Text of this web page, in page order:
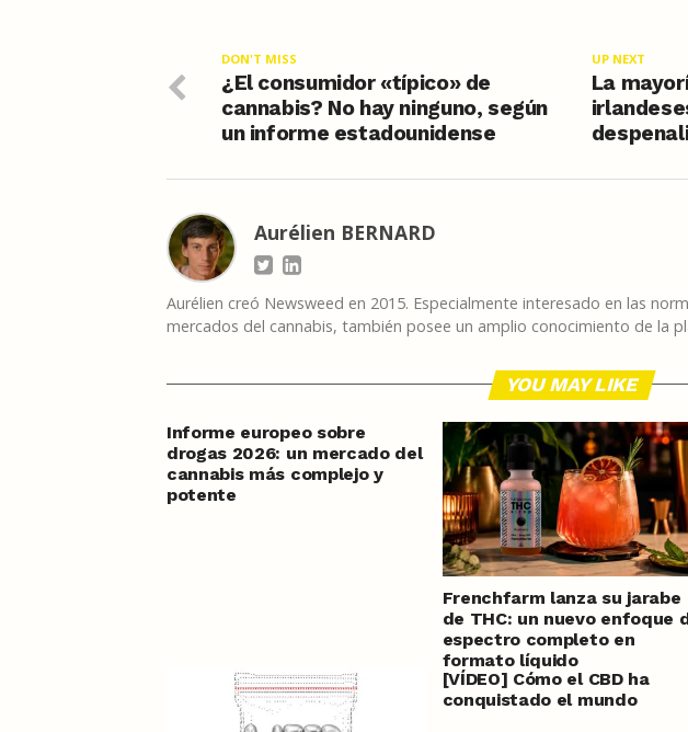
UP NEXT
La
DON'T MISS
¿El consumidor «típico» de
cannabis? No hay ninguno, según
un informe estadounidense
Aurélien BERNARD
Aurélien creó Newsweed en 2015. Especialmente interesado en las
mercados del cannabis, también posee un amplio conocimiento de la
YOU MAY LIKE
Informe europeo sobre
drogas 2026: un mercado del
cannabis más complejo y
potente
Frenchfarm lanza su jarabe
de THC: un nuevo enfoque
espectro completo en
formato líquido
[VÍDEO] Cómo el CBD ha
conquistado el mundo